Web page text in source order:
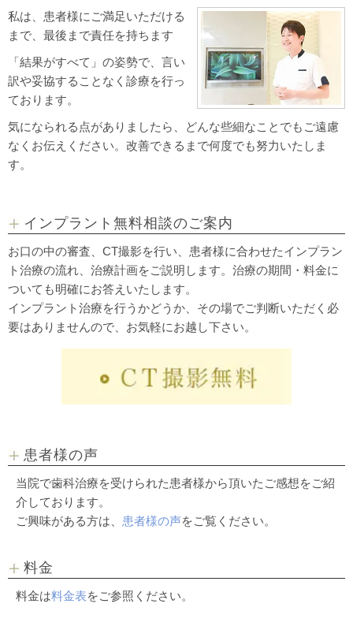
私は、患者様にご満足いただける
まで、最後まで責任を持ちます
「結果がすべて」の姿勢で、言い
訳や妥協することなく診療を行っ
ております。
気になられる点がありましたら、どんな些細なことでもご遠慮
なくお伝えください。改善できるまで何度でも努力いたしま
す。
インプラント無料相談のご案内
お口の中の審査、CT撮影を行い、患者様に合わせたインプラン
ト治療の流れ、治療計画をご説明します。治療の期間・料金に
ついても明確にお答えいたします。
インプラント治療を行うかどうか、その場でご判断いただく必
要はありませんので、お気軽にお越し下さい。
患者様の声
当院で歯科治療を受けられた患者様から頂いたご感想をご紹
介しております。
ご興味がある方は、 患者様の声をご覧ください。
料金
料金は料金表をご参照ください。